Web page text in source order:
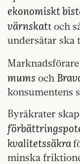
ekonomiskt
värnskatt och
undersåtar ska
mums och
konsumentens
Byråkrater
kvalitetssäkra
minska